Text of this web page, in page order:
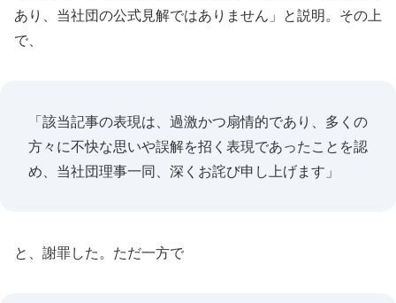
あり、当社団の公式見解ではありません」と説明。その上
で、
「該当記事の表現は、過激かつ扇情的であり、多くの
方々に不快な思いや誤解を招く表現であったことを認
め、当社団理事一同、深くお詫び申し上げます」
と、謝罪した。ただ一方で